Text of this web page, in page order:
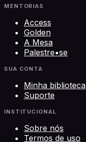
MENTORIAS
Access
Golden
A Mesa
Palestre•se
SUA CONTA
Minha biblioteca
Suporte
INSTITUCIONAL
Sobre nós
Termos de uso